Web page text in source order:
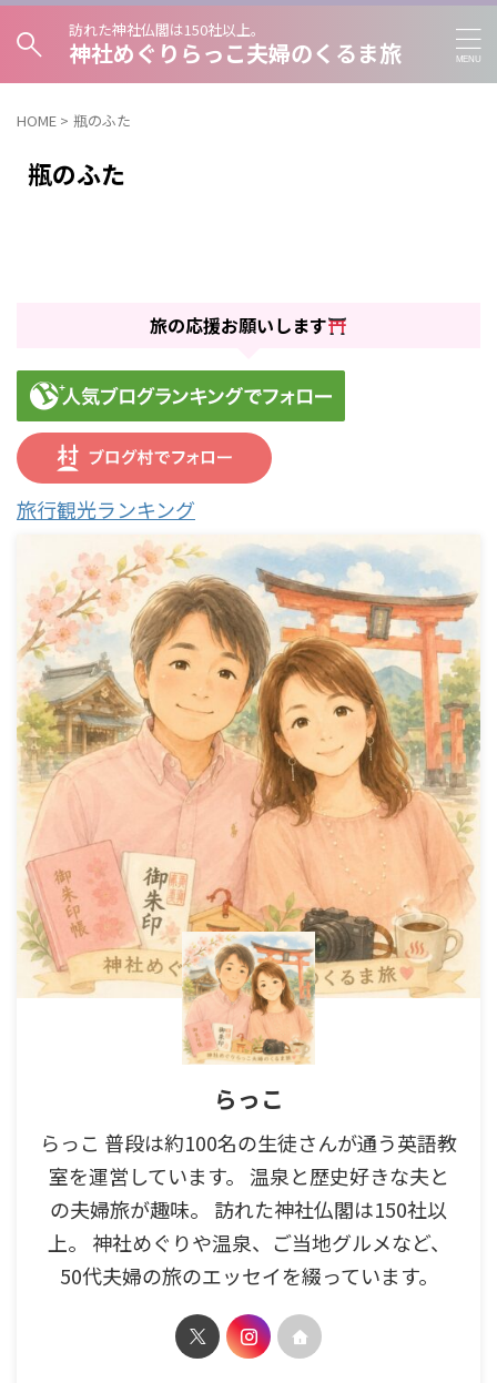
訪れた神社仏閣は150社以上。
神社めぐりらっこ夫婦のくるま旅
HOME > 瓶のふた
瓶のふた
旅の応援お願いします
旅行観光ランキング
らっこ
らっこ 普段は約100名の生徒さんが通う英語教
室を運営しています。 温泉と歴史好きな夫と
の夫婦旅が趣味。 訪れた神社仏閣は150社以
上。 神社めぐりや温泉、ご当地グルメなど、
50代夫婦の旅のエッセイを綴っています。